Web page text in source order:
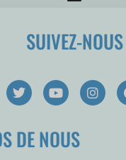
SUIVEZ-NOUS
T
w
i
t
e
Y
o
u
u
b
I
n
s
DE NOUS